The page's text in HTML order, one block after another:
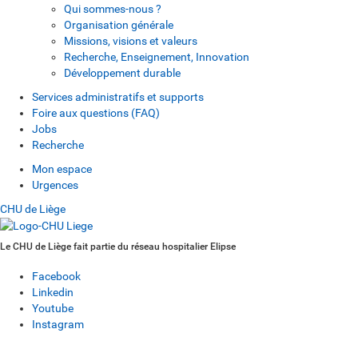
Qui sommes-nous ?
Organisation générale
Missions, visions et valeurs
Recherche, Enseignement, Innovation
Développement durable
Services administratifs et supports
Foire aux questions (FAQ)
Jobs
Recherche
Mon espace
Urgences
CHU de Liège
Le CHU de Liège fait partie du réseau hospitalier Elipse
Facebook
Linkedin
Youtube
Instagram